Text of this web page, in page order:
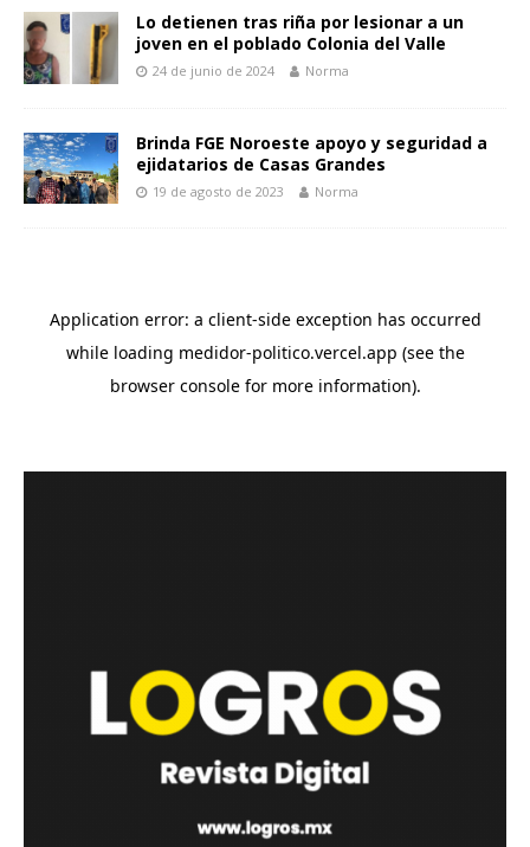
Lo detienen tras riña por lesionar a un
joven en el poblado Colonia del Valle
24 de junio de 2024 Norma
Brinda FGE Noroeste apoyo y seguridad a
ejidatarios de Casas Grandes
19 de agosto de 2023 Norma